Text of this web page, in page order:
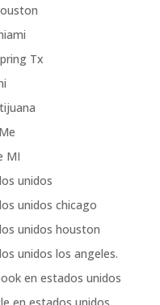
Tx
MI
unidos
unidos chicago
unidos houston
unidos los angeles.
en estados unidos
en estados unidos